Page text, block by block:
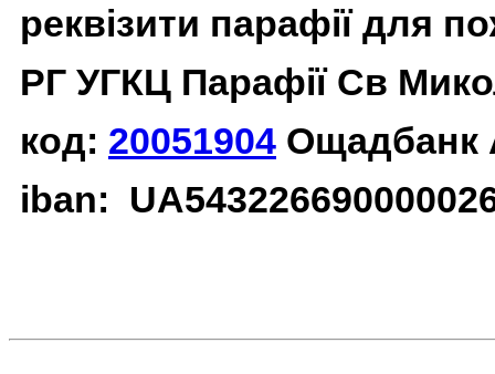
реквізити парафії для
РГ УГКЦ Парафії Св
код: 20051904 Ощадбанк
iban: